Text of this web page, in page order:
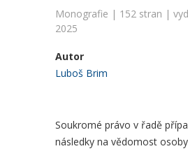
Monografie | 152 stran |
2025
Autor
Luboš Brim
Soukromé právo v řadě
následky na vědomost